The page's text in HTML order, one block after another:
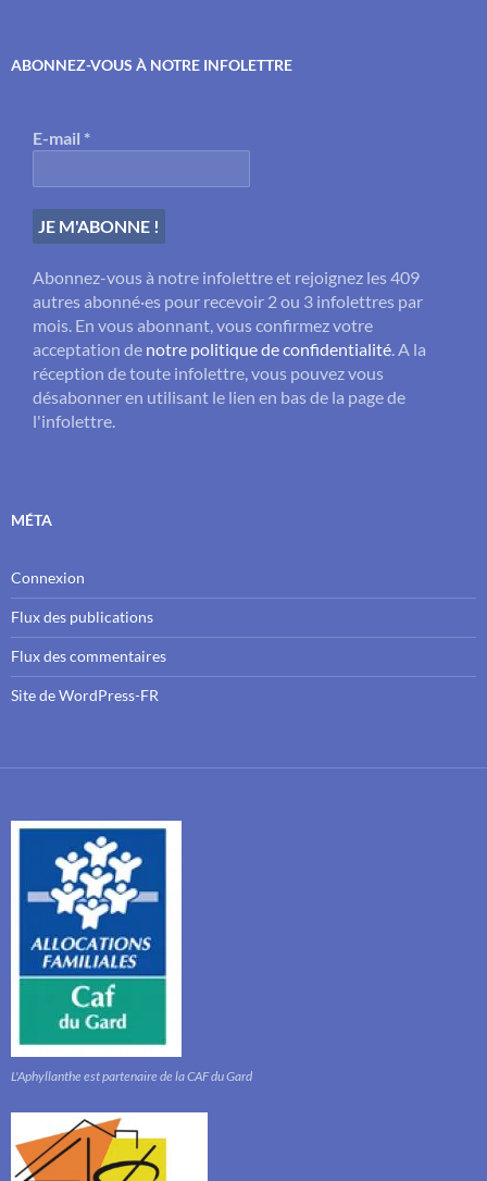
ABONNEZ-VOUS À NOTRE INFOLETTRE
E-mail *
Abonnez-vous à notre infolettre et rejoignez les 409
autres abonné·es pour recevoir 2 ou 3 infolettres par
mois. En vous abonnant, vous confirmez votre
acceptation de notre politique de confidentialité . A la
réception de toute infolettre, vous pouvez vous
désabonner en utilisant le lien en bas de la page de
l'infolettre.
MÉTA
Connexion
Flux des publications
Flux des commentaires
Site de WordPress-FR
L'Aphyllanthe est partenaire de la CAF du Gard